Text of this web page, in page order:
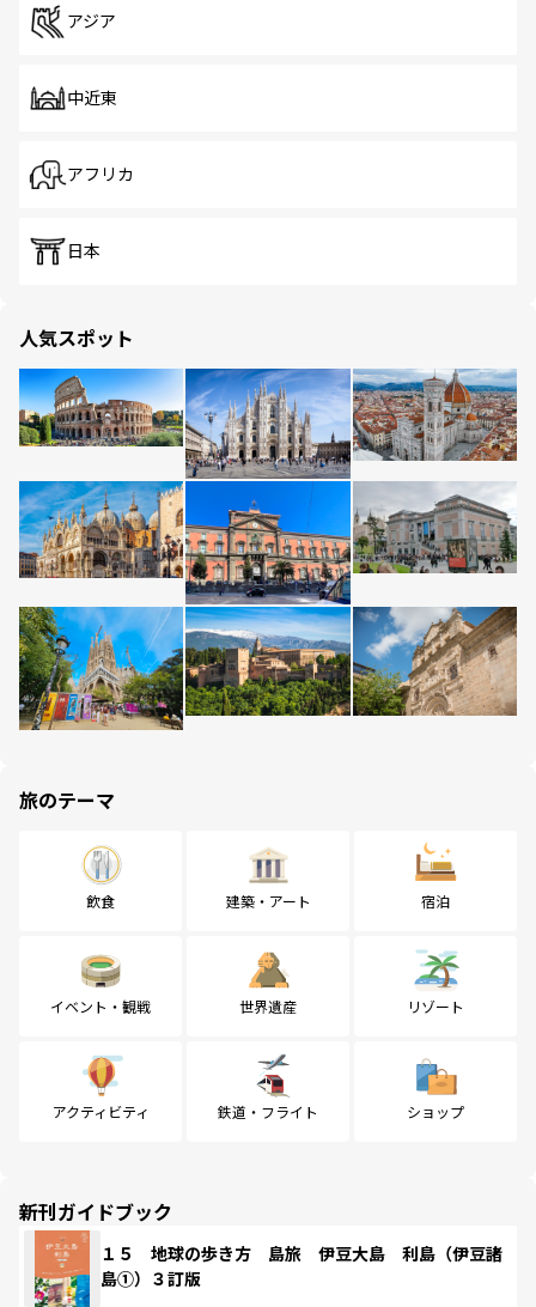
アジア
中近東
アフリカ
日本
人気スポット
旅のテーマ
飲食 建築・アート 宿泊
イベント・観戦 世界遺産 リゾート
アクティビティ 鉄道・フライト ショップ
新刊ガイドブック
１５ 地球の歩き方 島旅 伊豆大島 利島（伊豆諸
島①）３訂版